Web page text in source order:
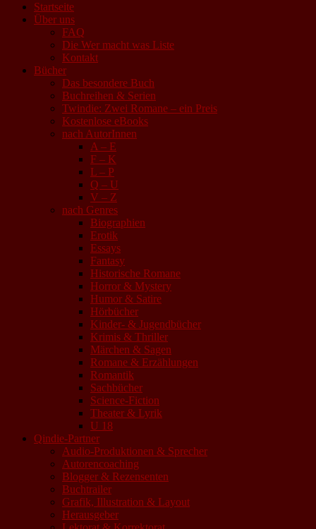
Startseite
Über uns
FAQ
Die Wer macht was Liste
Kontakt
Bücher
Das besondere Buch
Buchreihen & Serien
Twindie: Zwei Romane – ein Preis
Kostenlose eBooks
nach AutorInnen
A – E
F – K
L – P
Q – U
V – Z
nach Genres
Biographien
Erotik
Essays
Fantasy
Historische Romane
Horror & Mystery
Humor & Satire
Hörbücher
Kinder- & Jugendbücher
Krimis & Thriller
Märchen & Sagen
Romane & Erzählungen
Romantik
Sachbücher
Science-Fiction
Theater & Lyrik
U 18
Qindie-Partner
Audio-Produktionen & Sprecher
Autorencoaching
Blogger & Rezensenten
Buchtrailer
Grafik, Illustration & Layout
Herausgeber